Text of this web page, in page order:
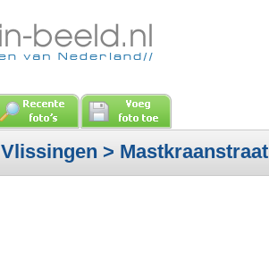
Vlissingen > Mastkraanstraat